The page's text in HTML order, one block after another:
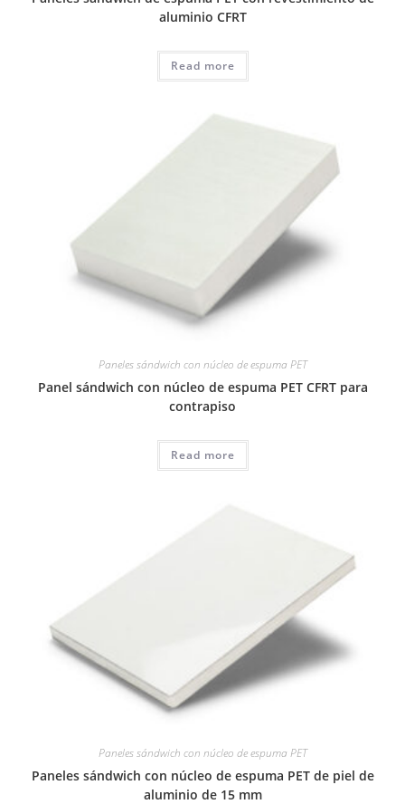
aluminio CFRT
Read more
Paneles sándwich con núcleo de espuma PET
Panel sándwich con núcleo de espuma PET CFRT para
contrapiso
Read more
Paneles sándwich con núcleo de espuma PET
Paneles sándwich con núcleo de espuma PET de piel de
aluminio de 15 mm